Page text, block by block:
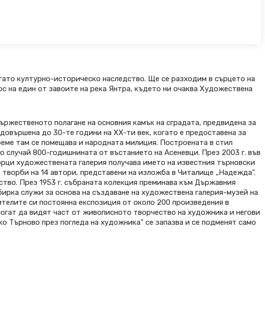
културно-историческо наследство. Ще се разходим в сърцето на
на един от завоите на река Янтра, където ни очаква Художествена
полагане на основния камък на сградата, предвидена за
до 30-те години на XX-ти век, когато е предоставена за
там се помещава и народната милиция. Построената в стил
800-годишнината от въстанието на Асеневци. През 2003 г. във
художествената галерия получава името на известния търновски
на 14 автори, представени на изложба в Читалище „Надежда“.
През 1953 г. събраната колекция преминава към Държавния
служи за основа на създаване на художествена галерия-музей на
си постоянна експозиция от около 200 произведения в
да видят част от живописното творчество на художника и негови
през погледа на художника“ се запазва и се подменят само